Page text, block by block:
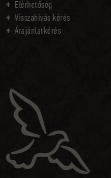
Elérhetőség
Visszahívás kérés
Árajánlatkérés